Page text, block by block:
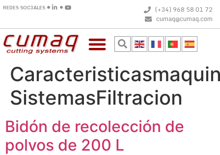
REDES SOCIALES
(+34) 968 58 01 72
cumaq@cumaq.com
SistemasFiltracion
Bidón de recolección de
polvos de 200 L